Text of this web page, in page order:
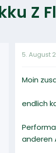
Z
5. August
Moin
endlich
anderen